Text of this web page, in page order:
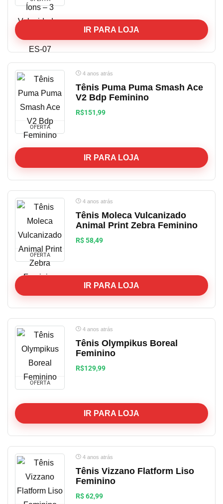
IR PARA LOJA
OFERTA
4 anos atrás
Tênis Puma Puma Smash Ace
V2 Bdp Feminino
R$151,99
IR PARA LOJA
OFERTA
4 anos atrás
Tênis Moleca Vulcanizado
Animal Print Zebra Feminino
R$ 58,49
IR PARA LOJA
OFERTA
4 anos atrás
Tênis Olympikus Boreal
Feminino
R$129,99
IR PARA LOJA
4 anos atrás
Tênis Vizzano Flatform Liso
Feminino
R$ 62,99